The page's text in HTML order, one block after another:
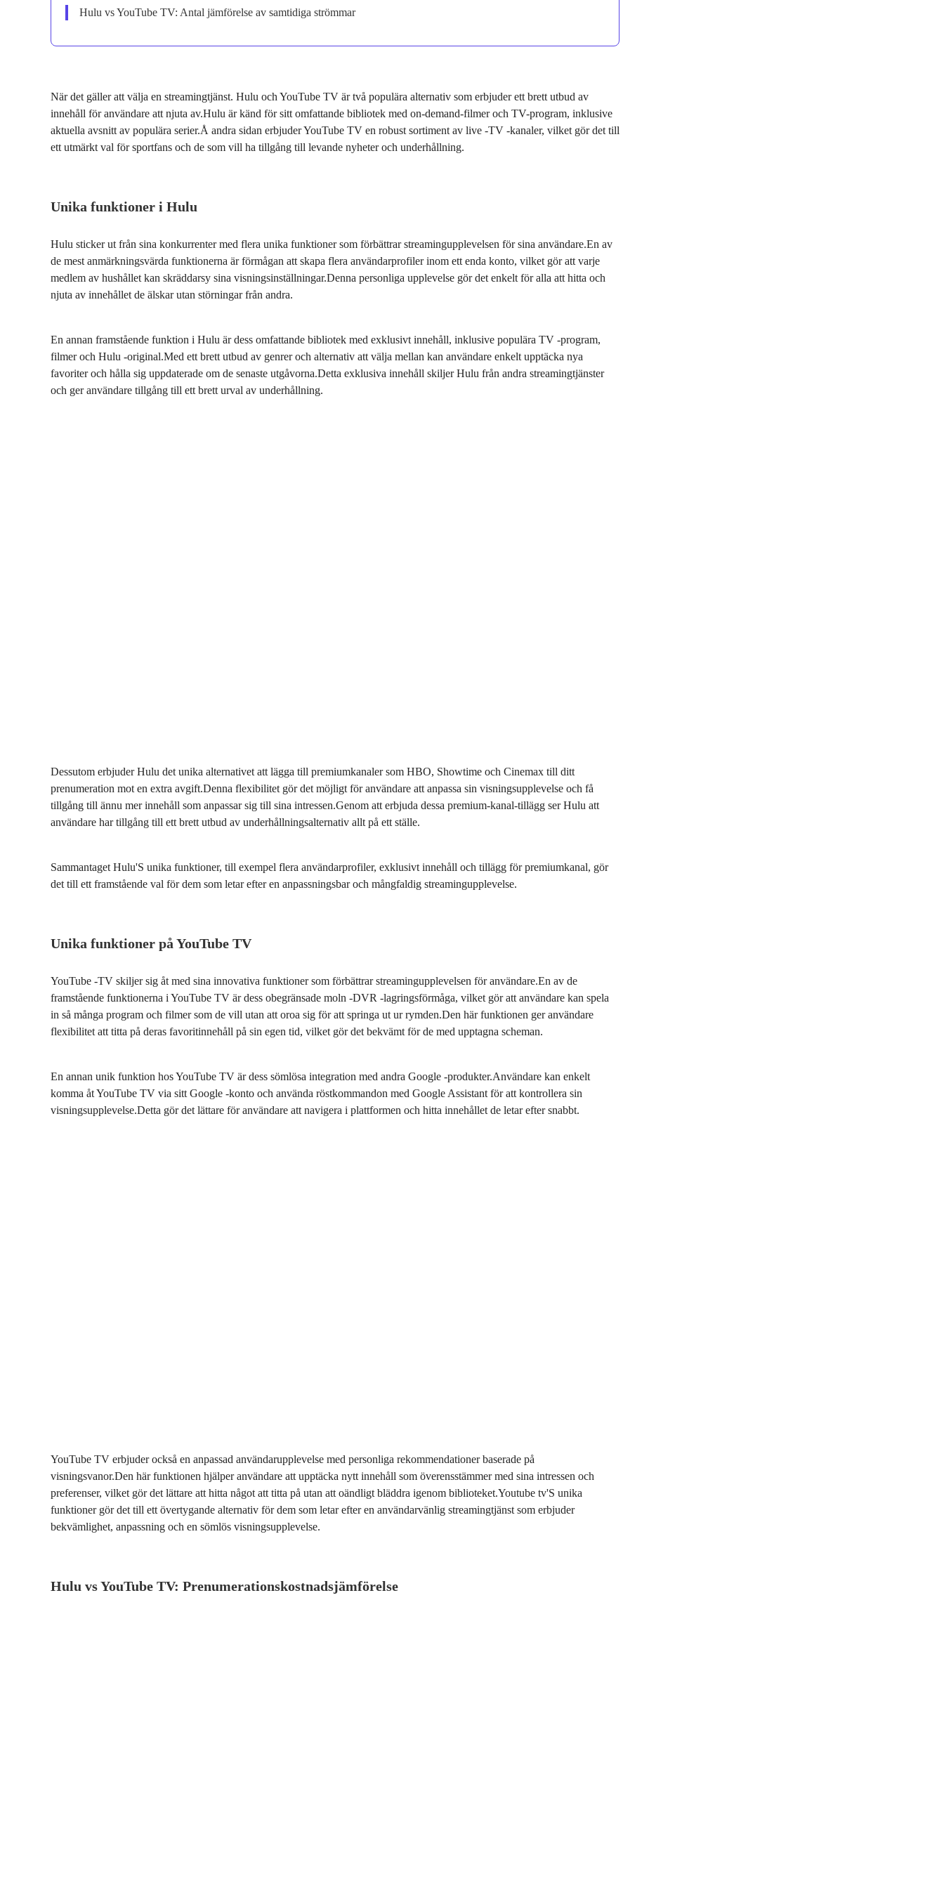
Hulu vs YouTube TV: Antal jämförelse av samtidiga strömmar
När det gäller att välja en streamingtjänst. Hulu och YouTube TV är två populära alternativ som erbjuder ett brett utbud av
innehåll för användare att njuta av.Hulu är känd för sitt omfattande bibliotek med on-demand-filmer och TV-program, inklusive
aktuella avsnitt av populära serier.Å andra sidan erbjuder YouTube TV en robust sortiment av live -TV -kanaler, vilket gör det till
ett utmärkt val för sportfans och de som vill ha tillgång till levande nyheter och underhållning.
Unika funktioner i Hulu
Hulu sticker ut från sina konkurrenter med flera unika funktioner som förbättrar streamingupplevelsen för sina användare.En av
de mest anmärkningsvärda funktionerna är förmågan att skapa flera användarprofiler inom ett enda konto, vilket gör att varje
medlem av hushållet kan skräddarsy sina visningsinställningar.Denna personliga upplevelse gör det enkelt för alla att hitta och
njuta av innehållet de älskar utan störningar från andra.
En annan framstående funktion i Hulu är dess omfattande bibliotek med exklusivt innehåll, inklusive populära TV -program,
filmer och Hulu -original.Med ett brett utbud av genrer och alternativ att välja mellan kan användare enkelt upptäcka nya
favoriter och hålla sig uppdaterade om de senaste utgåvorna.Detta exklusiva innehåll skiljer Hulu från andra streamingtjänster
och ger användare tillgång till ett brett urval av underhållning.
Dessutom erbjuder Hulu det unika alternativet att lägga till premiumkanaler som HBO, Showtime och Cinemax till ditt
prenumeration mot en extra avgift.Denna flexibilitet gör det möjligt för användare att anpassa sin visningsupplevelse och få
tillgång till ännu mer innehåll som anpassar sig till sina intressen.Genom att erbjuda dessa premium-kanal-tillägg ser Hulu att
användare har tillgång till ett brett utbud av underhållningsalternativ allt på ett ställe.
Sammantaget Hulu'S unika funktioner, till exempel flera användarprofiler, exklusivt innehåll och tillägg för premiumkanal, gör
det till ett framstående val för dem som letar efter en anpassningsbar och mångfaldig streamingupplevelse.
Unika funktioner på YouTube TV
YouTube -TV skiljer sig åt med sina innovativa funktioner som förbättrar streamingupplevelsen för användare.En av de
framstående funktionerna i YouTube TV är dess obegränsade moln -DVR -lagringsförmåga, vilket gör att användare kan spela
in så många program och filmer som de vill utan att oroa sig för att springa ut ur rymden.Den här funktionen ger användare
flexibilitet att titta på deras favoritinnehåll på sin egen tid, vilket gör det bekvämt för de med upptagna scheman.
En annan unik funktion hos YouTube TV är dess sömlösa integration med andra Google -produkter.Användare kan enkelt
komma åt YouTube TV via sitt Google -konto och använda röstkommandon med Google Assistant för att kontrollera sin
visningsupplevelse.Detta gör det lättare för användare att navigera i plattformen och hitta innehållet de letar efter snabbt.
YouTube TV erbjuder också en anpassad användarupplevelse med personliga rekommendationer baserade på
visningsvanor.Den här funktionen hjälper användare att upptäcka nytt innehåll som överensstämmer med sina intressen och
preferenser, vilket gör det lättare att hitta något att titta på utan att oändligt bläddra igenom biblioteket.Youtube tv'S unika
funktioner gör det till ett övertygande alternativ för dem som letar efter en användarvänlig streamingtjänst som erbjuder
bekvämlighet, anpassning och en sömlös visningsupplevelse.
Hulu vs YouTube TV: Prenumerationskostnadsjämförelse